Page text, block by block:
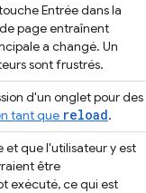
Entrée dans la
page entraînent
a changé. Un
sont frustrés.
d'un onglet pour des
tant que reload.
et que l'utilisateur y est
être
exécuté, ce qui est